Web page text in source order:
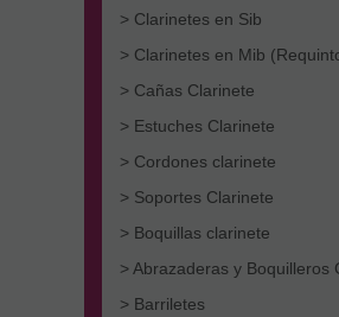
> Clarinetes en Sib
> Clarinetes en Mib
> Cañas Clarinete
> Estuches Clarinete
> Cordones clarinete
> Soportes Clarinete
> Boquillas clarinete
> Abrazaderas y Boquilleros
> Barriletes